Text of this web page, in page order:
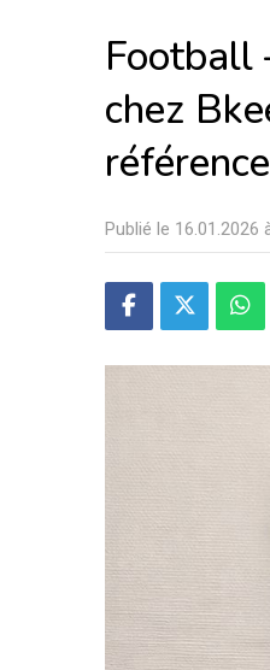
Football
chez
Publié le 16.01.2026